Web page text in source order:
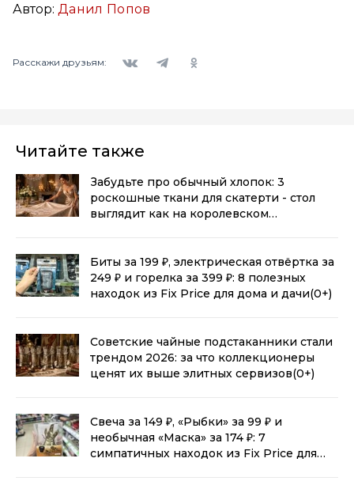
Автор: Данил Попов
Расскажи друзьям:
Читайте также
Забудьте про обычный хлопок: 3
роскошные ткани для скатерти - стол
выглядит как на королевском
Биты за 199 ₽, электрическая отвёртка за
249 ₽ и горелка за 399 ₽: 8 полезных
находок из Fix Price для дома и дачи(0+)
Советские чайные подстаканники стали
трендом 2026: за что коллекционеры
ценят их выше элитных сервизов(0+)
Свеча за 149 ₽, «Рыбки» за 99 ₽ и
необычная «Маска» за 174 ₽: 7
симпатичных находок из Fix Price для